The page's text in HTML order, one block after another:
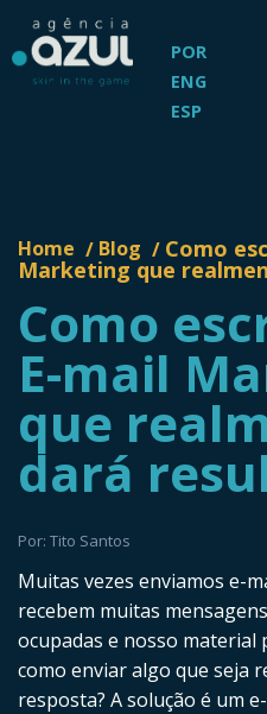
POR
ENG
ESP
Home / Blog / Como
Marketing que
Como
E-mail
que
dará
Por: Tito Santos
Muitas vezes enviamos e-
recebem muitas
ocupadas e nosso material
como enviar algo que seja
resposta? A solução é um